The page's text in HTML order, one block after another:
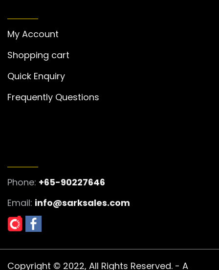
My Account
Shopping cart
Quick Enquiry
Frequently Questions
Phone: +65-90227646
Email: info@sarksales.com
Copyright © 2022, All Rights Reserved. - A